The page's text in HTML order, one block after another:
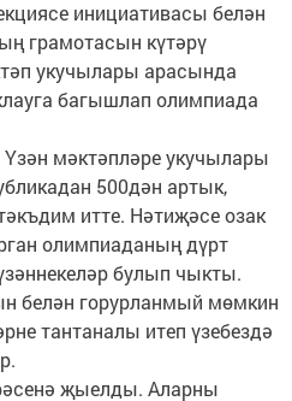
инициативасы белән
грамотасын күтәрү
укучылары арасында
багышлап олимпиада
мәктәпләре укучылары
500дән артык,
итте. Нәтиҗәсе озак
олимпиаданың дүрт
булып чыкты.
белән горурланмый мөмкин
тантаналы итеп үзебездә
җыелды. Аларны